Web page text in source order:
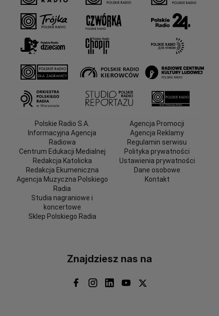
Polskie Radio S.A.
Informacyjna Agencja
Radiowa
Centrum Edukacji Medialnej
Redakcja Katolicka
Redakcja Ekumeniczna
Agencja Muzyczna Polskiego
Radia
Studia nagraniowe i
koncertowe
Sklep Polskiego Radia
Agencja Promocji
Agencja Reklamy
Regulamin serwisu
Polityka prywatności
Ustawienia prywatności
Dane osobowe
Kontakt
Znajdziesz nas na